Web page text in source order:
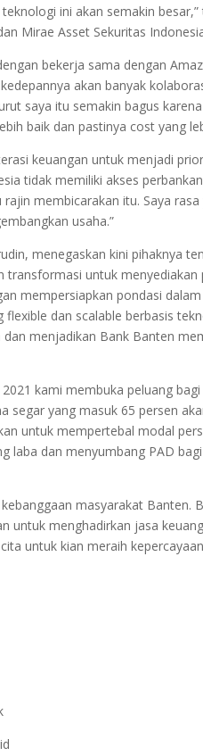
ini akan semakin
Mirae Asset Sekuritas
bekerja sama dengan
akan banyak
saya itu semakin bagus
baik dan pastinya cost yang
keuangan untuk menjadi
tidak memiliki akses
membicarakan itu. Saya
usaha.”
menegaskan kini pihaknya
transformasi untuk
mempersiapkan pondasi
dan scalable berbasis
menjadikan Bank Banten
kami membuka peluang
segar yang masuk 65 persen
untuk mempertebal modal
laba dan menyumbang PAD
masyarakat Banten.
untuk menghadirkan jasa
untuk kian meraih